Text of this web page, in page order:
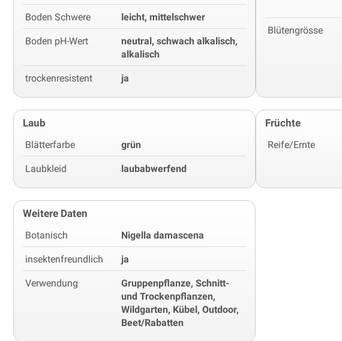
Boden Schwere leicht, mittelschwer
Boden pH-Wert
neutral, schwach alkalisch,
alkalisch
trockenresistent ja
Blütengrösse
Laub
Blätterfarbe grün
Laubkleid laubabwerfend
Früchte
Reife/Ernte
Weitere Daten
Botanisch Nigella damascena
insektenfreundlich ja
Verwendung
Gruppenpflanze, Schnitt-
und Trockenpflanzen,
Wildgarten, Kübel, Outdoor,
Beet/Rabatten